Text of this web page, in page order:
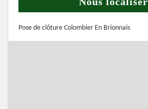
Pose de clôture Colombier En Brionnais